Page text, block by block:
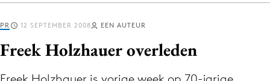
Log in
Download de app
PR 12 SEPTEMBER 2008 EEN AUTEUR
Freek Holzhauer overleden